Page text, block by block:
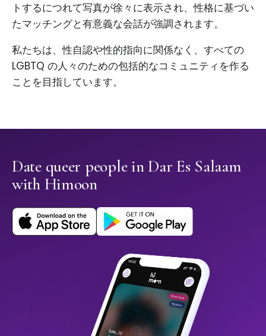
トするにつれて写真が徐々に表示され、性格に基づい
たマッチングと有意義な会話が強調されます。
私たちは、性自認や性的指向に関係なく、すべての
LGBTQ の人々のための包括的なコミュニティを作る
ことを目指しています。
Date queer people in Dar Es Salaam
with Himoon